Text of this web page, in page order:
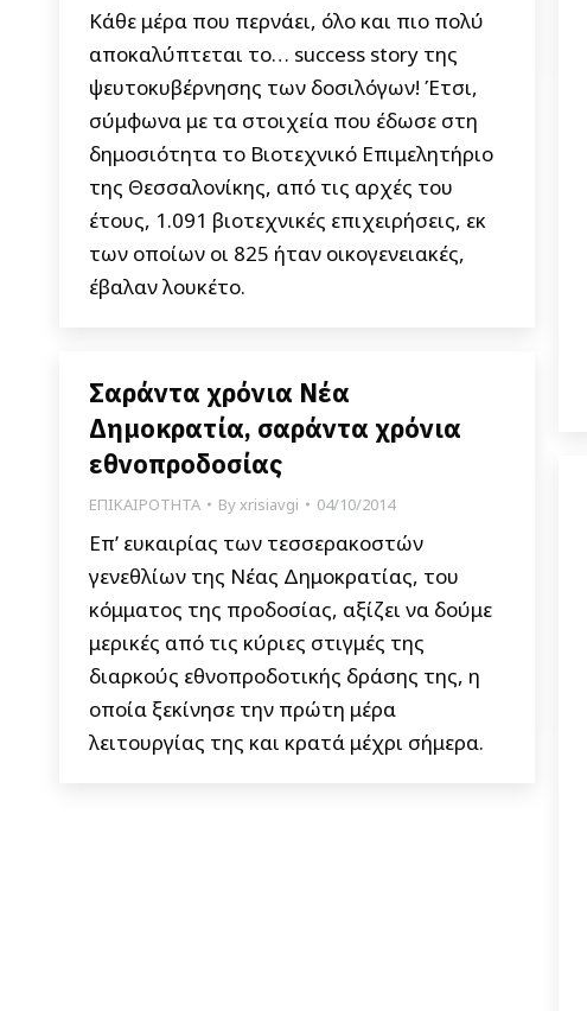
Κάθε μέρα που περνάει, όλο και πιο πολύ
αποκαλύπτεται το… success story της
ψευτοκυβέρνησης των δοσιλόγων! Έτσι,
σύμφωνα με τα στοιχεία που έδωσε στη
δημοσιότητα το Βιοτεχνικό Επιμελητήριο
της Θεσσαλονίκης, από τις αρχές του
έτους, 1.091 βιοτεχνικές επιχειρήσεις, εκ
των οποίων οι 825 ήταν οικογενειακές,
έβαλαν λουκέτο.
Σαράντα χρόνια Νέα
Δημοκρατία, σαράντα χρόνια
εθνοπροδοσίας
ΕΠΙΚΑΙΡΟΤΗΤΑ Byxrisiavgi 04/10/2014
Επ’ ευκαιρίας των τεσσερακοστών
γενεθλίων της Νέας Δημοκρατίας, του
κόμματος της προδοσίας, αξίζει να δούμε
μερικές από τις κύριες στιγμές της
διαρκούς εθνοπροδοτικής δράσης της, η
οποία ξεκίνησε την πρώτη μέρα
λειτουργίας της και κρατά μέχρι σήμερα.